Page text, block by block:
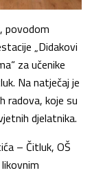
povodom
„Didakovi
za učenike
Na natječaj je
radova, koje su
djelatnika.
– Čitluk, OŠ